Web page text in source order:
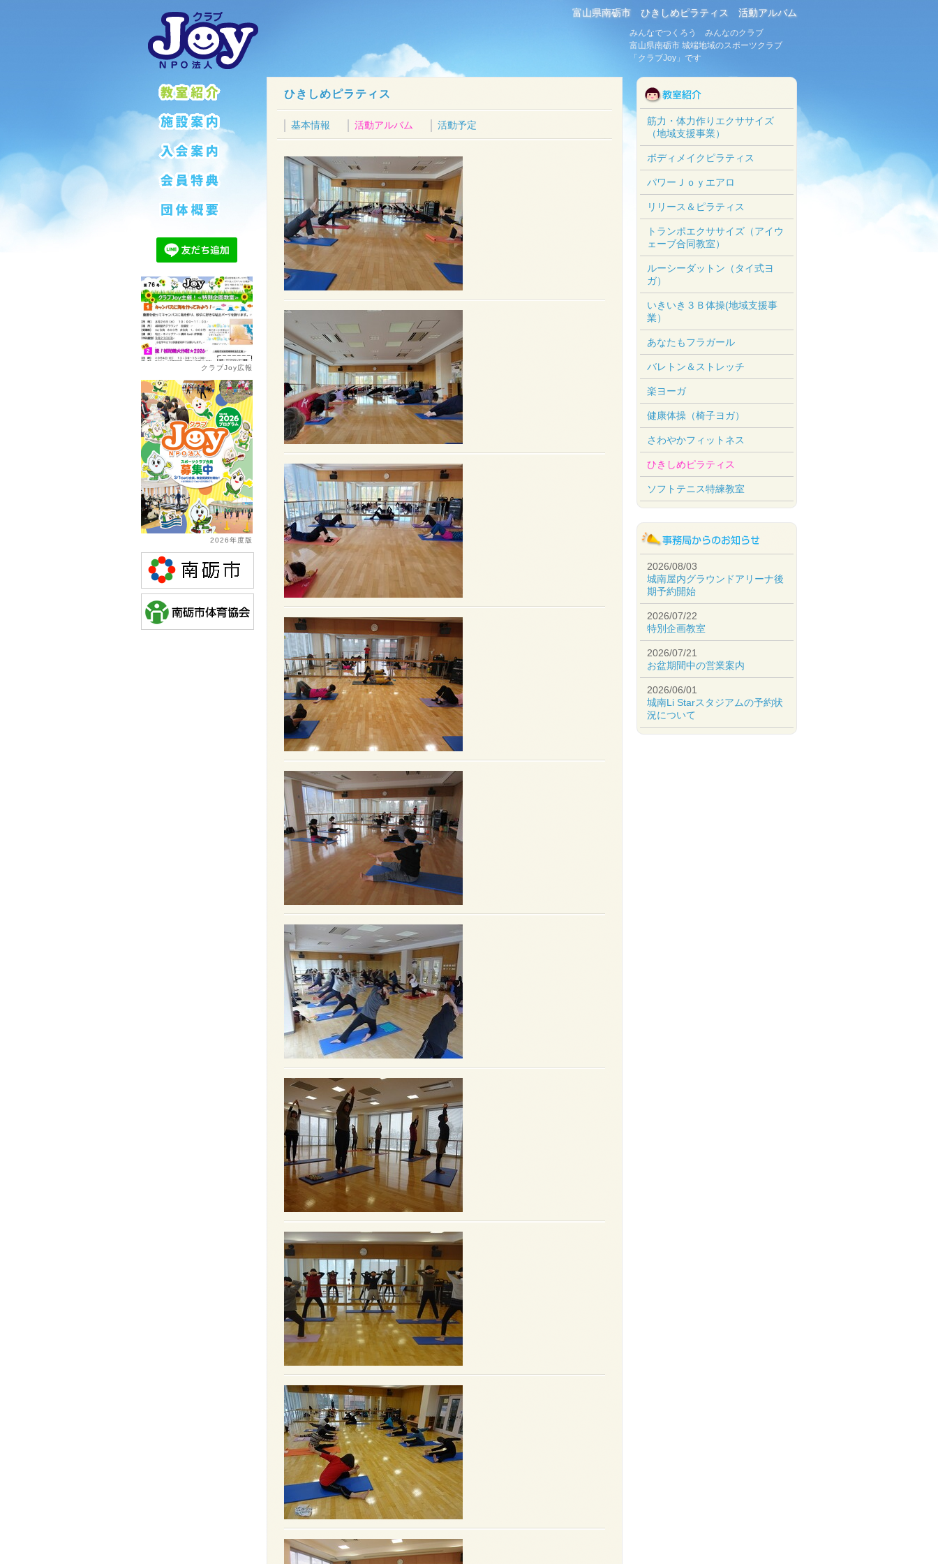
富山県南砺市 ひきしめピラティス 活動アルバム
みんなでつくろう みんなのクラブ
富山県南砺市 城端地域のスポーツクラブ
「クラブJoy」です
ひきしめピラティス
基本情報 活動アルバム 活動予定
クラブJoy広報
2026年度版
筋力・体力作りエクササイズ
（地域支援事業）
ボディメイクピラティス
パワーＪｏｙエアロ
リリース＆ピラティス
トランポエクササイズ（アイウ
ェーブ合同教室）
ルーシーダットン（タイ式ヨ
ガ）
いきいき３Ｂ体操(地域支援事
業）
あなたもフラガール
バレトン＆ストレッチ
楽ヨーガ
健康体操（椅子ヨガ）
さわやかフィットネス
ひきしめピラティス
ソフトテニス特練教室
2026/08/03
城南屋内グラウンドアリーナ後
期予約開始
2026/07/22
特別企画教室
2026/07/21
お盆期間中の営業案内
2026/06/01
城南Li Starスタジアムの予約状
況について